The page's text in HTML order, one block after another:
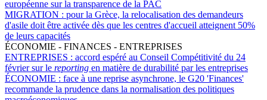
européenne sur la transparence de la PAC
MIGRATION : pour la Grèce, la relocalisation des demandeurs
d'asile doit être activée dès que les centres d'accueil atteignent 50%
de leurs capacités
ÉCONOMIE - FINANCES - ENTREPRISES
ENTREPRISES : accord espéré au Conseil Compétitivité du 24
février sur le reporting en matière de durabilité par les entreprises
ÉCONOMIE : face à une reprise asynchrone, le G20 'Finances'
recommande la prudence dans la normalisation des politiques